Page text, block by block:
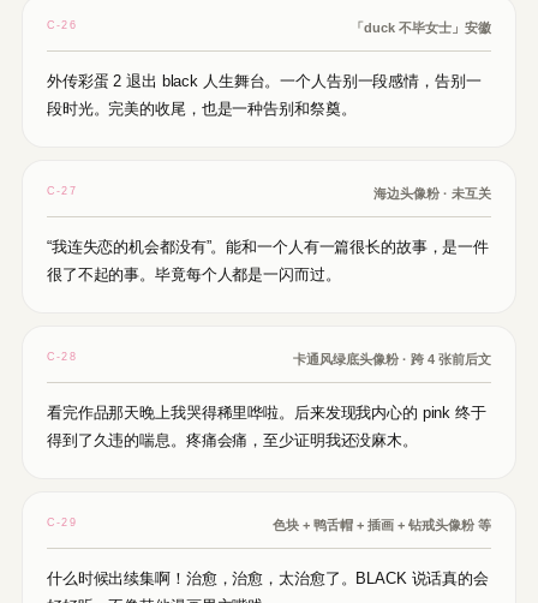
C-26 「duck 不毕女士」安徽
外传彩蛋 2 退出 black 人生舞台。一个人告别一段感情，告别一
段时光。完美的收尾，也是一种告别和祭奠。
C-27 海边头像粉 · 未互关
“我连失恋的机会都没有”。能和一个人有一篇很长的故事，是一件
很了不起的事。毕竟每个人都是一闪而过。
C-28 卡通风绿底头像粉 · 跨 4 张前后文
看完作品那天晚上我哭得稀里哗啦。后来发现我内心的 pink 终于
得到了久违的喘息。疼痛会痛，至少证明我还没麻木。
C-29 色块 + 鸭舌帽 + 插画 + 钻戒头像粉 等
什么时候出续集啊！治愈，治愈，太治愈了。BLACK 说话真的会